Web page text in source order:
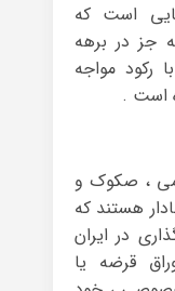
است که
جز در برهه
مواجه
است .
، صکوک و
هستند که
در ایران
قرضه یا